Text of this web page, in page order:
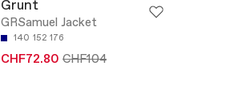
Grunt
GRSamuel Jacket
140 152 176
CHF72.80 CHF104